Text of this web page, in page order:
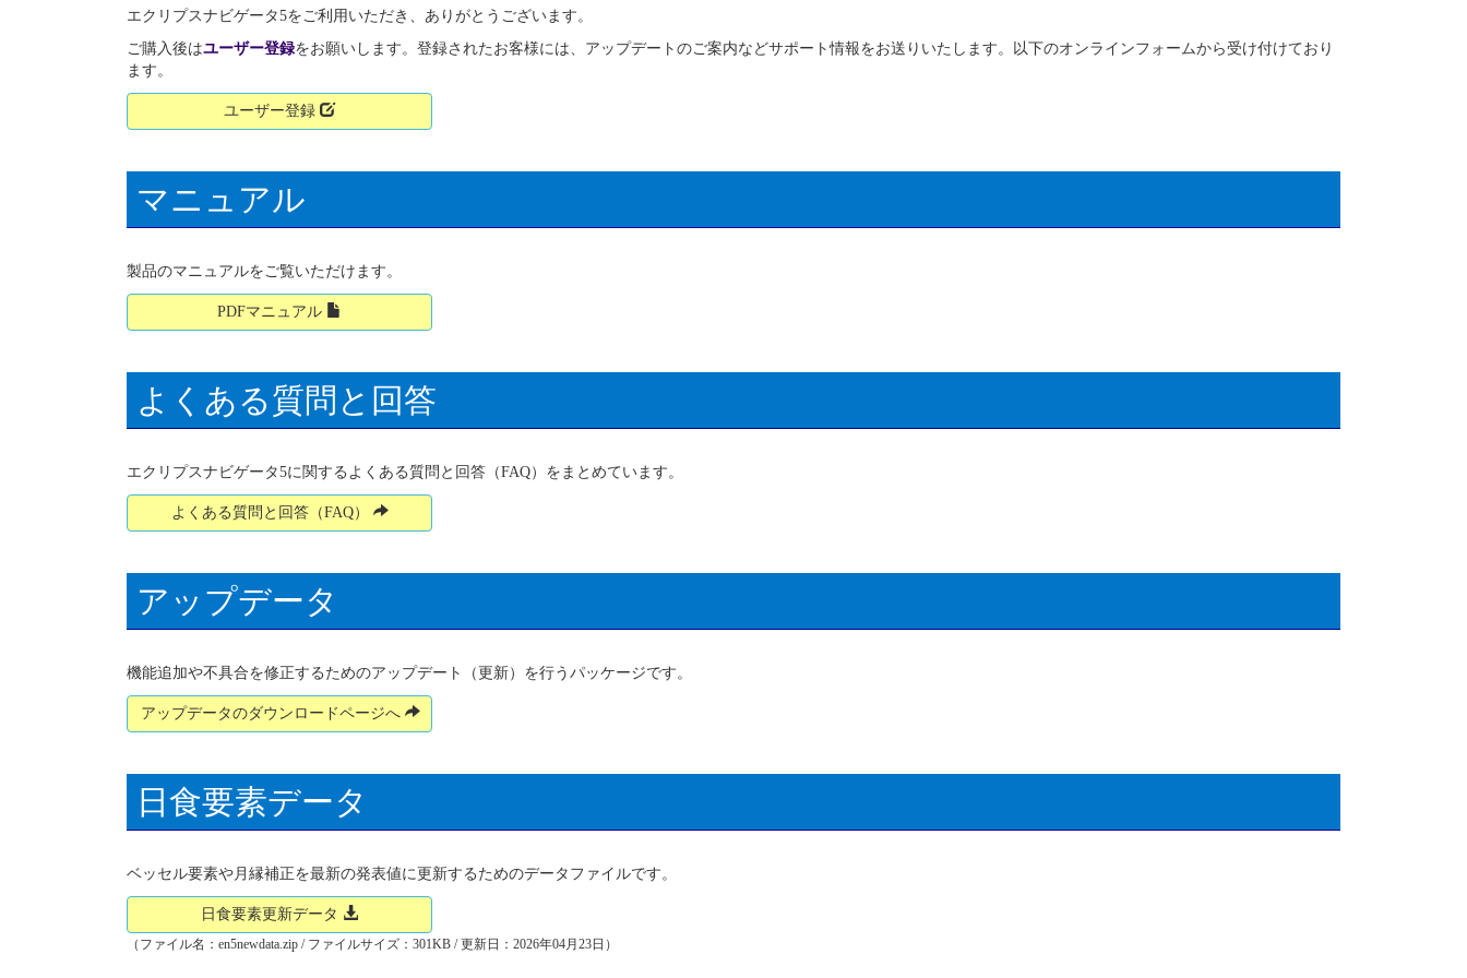
エクリプスナビゲータ5をご利用いただき、ありがとうございます。
ご購入後はユーザー登録をお願いします。登録されたお客様には、アップデートのご案内などサポート情報をお送りいたします。以下のオンラインフォームから受け付けており
ます。
ユーザー登録
マニュアル
製品のマニュアルをご覧いただけます。
PDFマニュアル
よくある質問と回答
エクリプスナビゲータ5に関するよくある質問と回答（FAQ）をまとめています。
よくある質問と回答（FAQ）
アップデータ
機能追加や不具合を修正するためのアップデート（更新）を行うパッケージです。
アップデータのダウンロードページへ
日食要素データ
ベッセル要素や月縁補正を最新の発表値に更新するためのデータファイルです。
日食要素更新データ
（ファイル名：en5newdata.zip / ファイルサイズ：301KB / 更新日：2026年04月23日）